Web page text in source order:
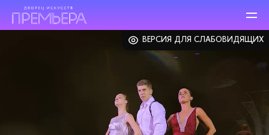
ВЕРСИЯ ДЛЯ СЛАБОВИДЯЩИХ